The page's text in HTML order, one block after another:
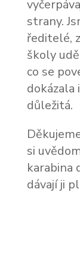
strany.
ředitelé,
školy
co se
dokázala
důležitá.
si
karabina
dávají ji